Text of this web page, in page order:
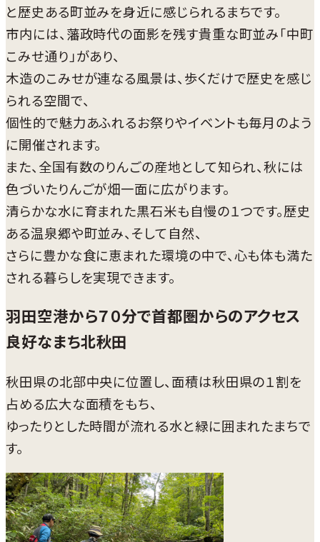
と歴史ある町並みを身近に感じられるまちです。
市内には、藩政時代の面影を残す貴重な町並み「中町
こみせ通り」があり、
木造のこみせが連なる風景は、歩くだけで歴史を感じ
られる空間で、
個性的で魅力あふれるお祭りやイベントも毎月のよう
に開催されます。
また、全国有数のりんごの産地として知られ、秋には
色づいたりんごが畑一面に広がります。
清らかな水に育まれた黒石米も自慢の１つです。歴史
ある温泉郷や町並み、そして自然、
さらに豊かな食に恵まれた環境の中で、心も体も満た
される暮らしを実現できます。
羽田空港から７０分で首都圏からのアクセス
良好なまち北秋田
秋田県の北部中央に位置し、面積は秋田県の１割を
占める広大な面積をもち、
ゆったりとした時間が流れる水と緑に囲まれたまちで
す。